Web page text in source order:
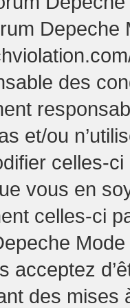
Depeche
des
et/ou
celles-
vous en
celles-ci
acceptez
des mises